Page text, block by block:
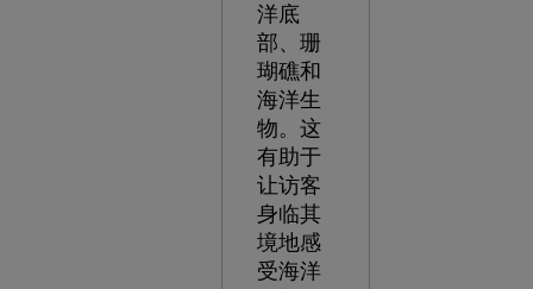
洋底
部、珊
瑚礁和
海洋生
物。这
有助于
让访客
身临其
境地感
受海洋